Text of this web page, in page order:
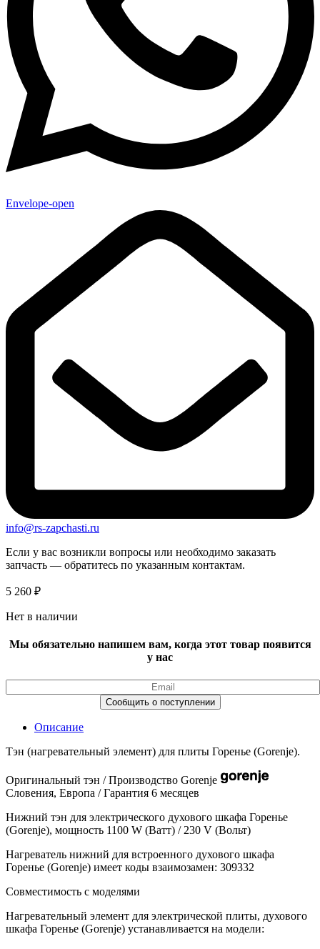
Envelope-open
info@rs-zapchasti.ru
Если у вас возникли вопросы или необходимо заказать
запчасть — обратитесь по указанным контактам.
5 260 ₽
Нет в наличии
Мы обязательно напишем вам, когда этот товар появится
у нас
Описание
Тэн (нагревательный элемент) для плиты Горенье (Gorenje).
Оригинальный тэн / Производство Gorenje
Словения, Европа / Гарантия 6 месяцев
Нижний тэн для электрического духового шкафа Горенье
(Gorenje), мощность 1100 W (Ватт) / 230 V (Вольт)
Нагреватель нижний для встроенного духового шкафа
Горенье (Gorenje) имеет коды взаимозамен: 309332
Совместимость с моделями
Нагревательный элемент для электрической плиты, духового
шкафа Горенье (Gorenje) устанавливается на модели: